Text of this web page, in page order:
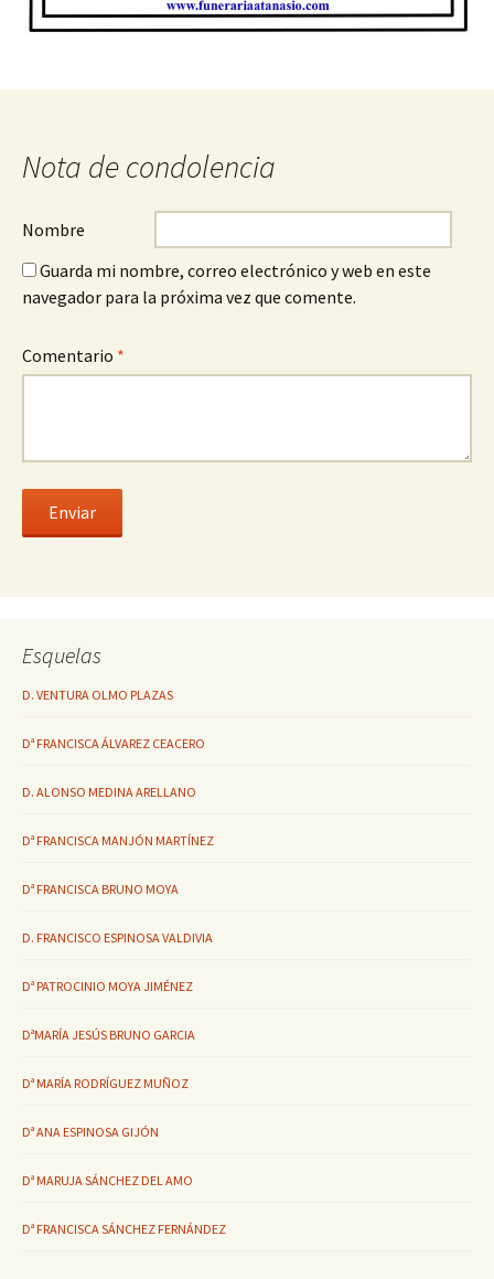
Nota de condolencia
Nombre
Guarda mi nombre, correo electrónico y web en este
navegador para la próxima vez que comente.
Comentario *
Esquelas
D. VENTURA OLMO PLAZAS
Dª FRANCISCA ÁLVAREZ CEACERO
D. ALONSO MEDINA ARELLANO
Dª FRANCISCA MANJÓN MARTÍNEZ
Dª FRANCISCA BRUNO MOYA
D. FRANCISCO ESPINOSA VALDIVIA
Dª PATROCINIO MOYA JIMÉNEZ
DªMARÍA JESÚS BRUNO GARCIA
Dª MARÍA RODRÍGUEZ MUÑOZ
Dª ANA ESPINOSA GIJÓN
Dª MARUJA SÁNCHEZ DEL AMO
Dª FRANCISCA SÁNCHEZ FERNÁNDEZ